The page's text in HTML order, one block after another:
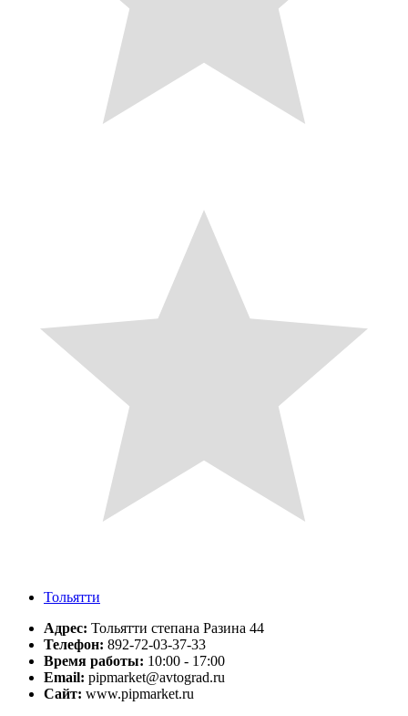
Тольятти
Адрес: Тольятти степана Разина 44
Телефон: 892-72-03-37-33
Время работы: 10:00 - 17:00
Email: pipmarket@avtograd.ru
Сайт: www.pipmarket.ru